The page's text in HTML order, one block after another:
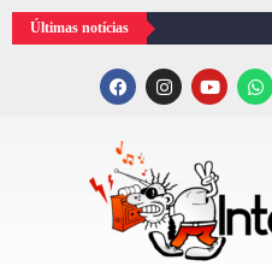
Últimas notícias